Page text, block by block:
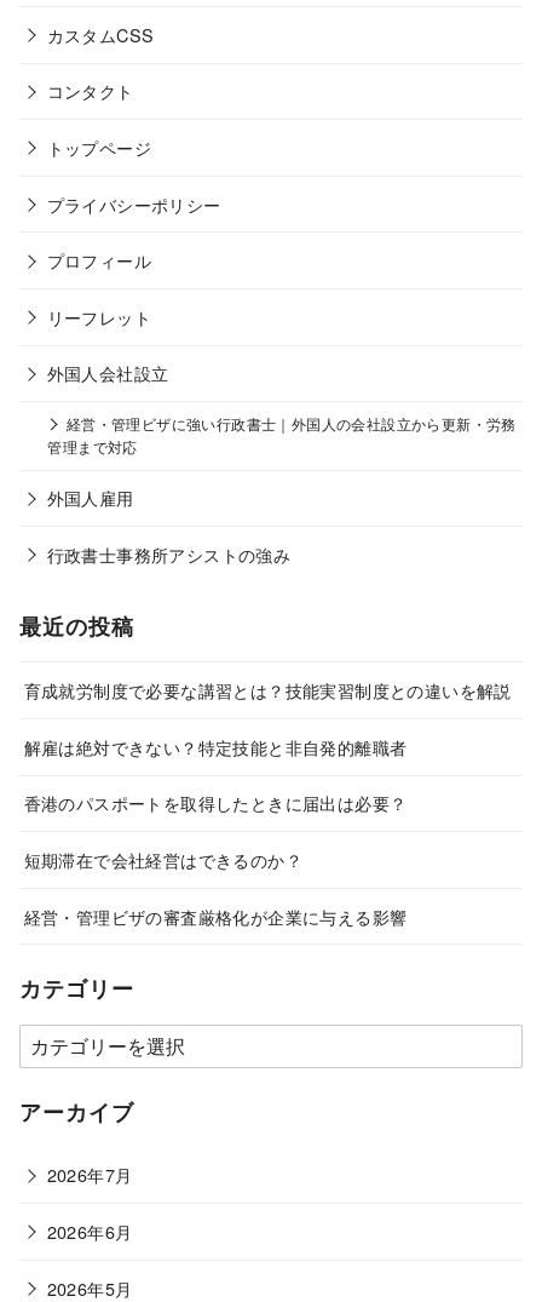
カスタムCSS
コンタクト
トップページ
プライバシーポリシー
プロフィール
リーフレット
外国人会社設立
経営・管理ビザに強い行政書士｜外国人の会社設立から更新・労務
管理まで対応
外国人雇用
行政書士事務所アシストの強み
最近の投稿
育成就労制度で必要な講習とは？技能実習制度との違いを解説
解雇は絶対できない？特定技能と非自発的離職者
香港のパスポートを取得したときに届出は必要？
短期滞在で会社経営はできるのか？
経営・管理ビザの審査厳格化が企業に与える影響
カテゴリー
カ
テ
ゴ
ー
アーカイブ
2026年7月
2026年6月
2026年5月